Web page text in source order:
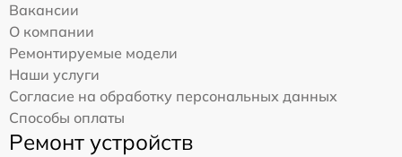
Вакансии
О компании
Ремонтируемые модели
Наши услуги
Согласие на обработку персональных данных
Способы оплаты
Ремонт устройств